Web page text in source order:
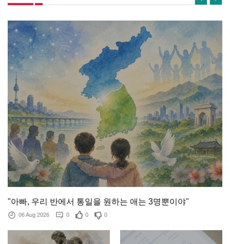
"아빠, 우리 반에서 통일을 원하는 애는 3명뿐이야"
06 Aug 2026 0 0 0